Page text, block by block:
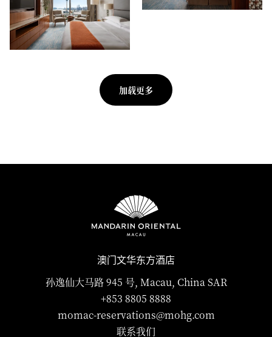
加载更多
澳门文华东方酒店
孙逸仙大马路 945 号, Macau, China SAR
+853 8805 8888
momac-reservations@mohg.com
联系我们